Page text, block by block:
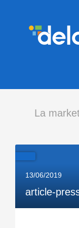
La
13/06/2019
article-